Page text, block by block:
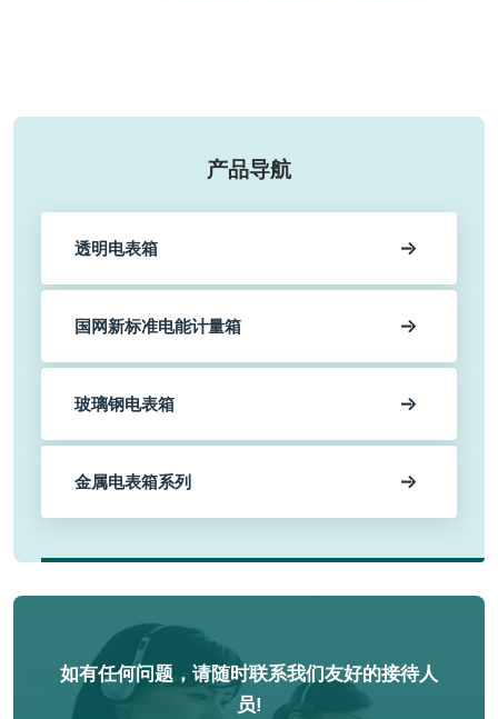
产品导航
透明电表箱
国网新标准电能计量箱
玻璃钢电表箱
金属电表箱系列
如有任何问题，请随时联系我们友好的接待人
员!